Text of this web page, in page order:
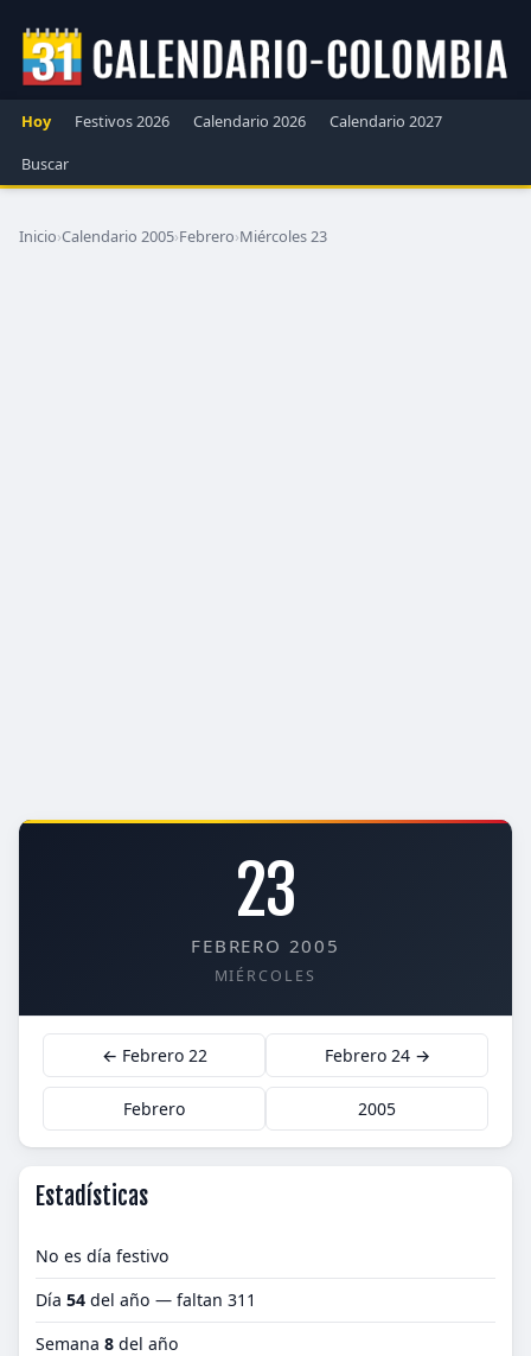
Hoy Festivos 2026 Calendario 2026
Calendario 2027
Buscar
Inicio›Calendario 2005›Febrero›Miércoles 23
23
FEBRERO 2005
MIÉRCOLES
← Febrero 22 Febrero 24 →
Febrero 2005
Estadísticas
No es día festivo
Día 54 del año — faltan 311
Semana 8 del año